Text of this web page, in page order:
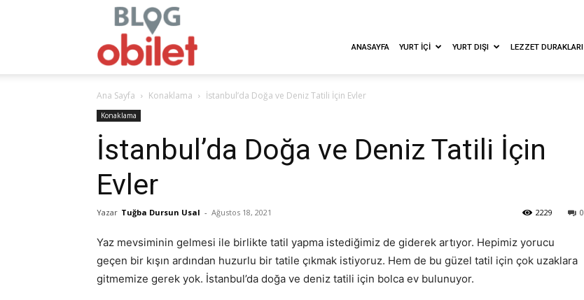
ANASAYFA YURT İÇI YURT DIŞI LEZZET DURAKLARI
Ana Sayfa Konaklama İstanbul’da Doğa ve Deniz Tatili İçin Evler
Konaklama
İstanbul’da Doğa ve Deniz Tatili İçin
Evler
Yazar Tuğba Dursun Usal - Ağustos 18, 2021 0
2229
Yaz mevsiminin gelmesi ile birlikte tatil yapma istediğimiz de giderek artıyor. Hepimiz yorucu
geçen bir kışın ardından huzurlu bir tatile çıkmak istiyoruz. Hem de bu güzel tatil için çok uzaklara
gitmemize gerek yok. İstanbul’da doğa ve deniz tatili için bolca ev bulunuyor.